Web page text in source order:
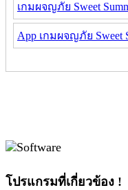
เกมผจญภัย Sweet
App เกมผจญภัย Sweet
โปรแกรมที่เกี่ยวข้อง !